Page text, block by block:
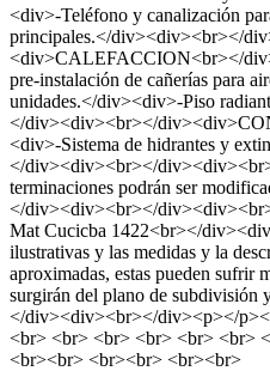
<div>-Teléfono y canalización
principales.</div><div><br></
<div>CALEFACCION<br></
pre-instalación de cañerías para
unidades.</div><div>-Piso
</div><div><br></
<div>-Sistema de hidrantes y
</div><div><br></
terminaciones podrán ser
</div><div><br></
Mat Cucicba 1422<br></
ilustrativas y las medidas y la
aproximadas, estas pueden sufrir
surgirán del plano de subdivisión
</div><div><br></div><p></
<br> <br> <br> <br> <br> <br>
<br><br> <br><br> <br><br>